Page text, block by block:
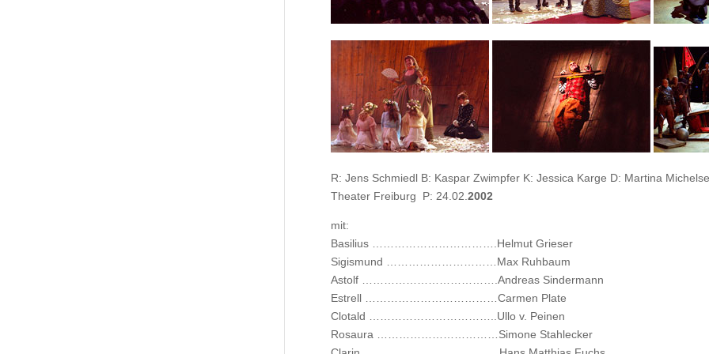
R: Jens Schmiedl B: Kaspar Zwimpfer K: Jessica Karge D: Martina
Theater Freiburg P: 24.02. 2002
mit:
Basilius …………………………….Helmut Grieser
Sigismund …………………………Max Ruhbaum
Astolf ……………………………….Andreas Sindermann
Estrell ………………………………Carmen Plate
Clotald ……………………………..Ullo v. Peinen
Rosaura ……………………………Simone Stahlecker